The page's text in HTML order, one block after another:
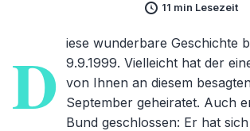
11 min Lesezeit
D iese wunderbare Geschichte
9.9.1999. Vielleicht hat der
von Ihnen an diesem
September geheiratet. Auch
Bund geschlossen: Er hat